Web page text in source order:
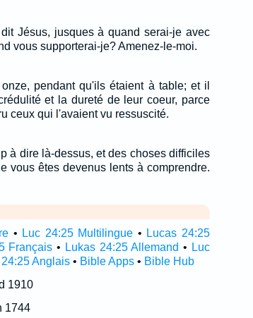
Jésus, jusques à quand serai-je avec
vous supporterai-je? Amenez-le-moi.
pendant qu'ils étaient à table; et il
et la dureté de leur coeur, parce
ceux qui l'avaient vu ressuscité.
à dire là-dessus, et des choses difficiles
vous êtes devenus lents à comprendre.
• Luc 24:25 Multilingue • Lucas 24:25
Français • Lukas 24:25 Allemand • Luc
24:25 Anglais• Bible Apps• Bible Hub
1910
1744